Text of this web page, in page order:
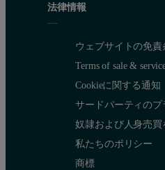
法律情報
ウェブサイトの免責
Terms of sale &
Cookieに関する通知
サードパーティの
奴隷および人身売買
私たちのポリシー
商標